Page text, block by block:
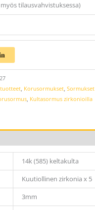
tilausvahvistuksessa)
, Korusormukset, Sormukset
, Kultasormus zirkonioilla
14k (585) keltakulta
Kuutiollinen zirkonia x 5
3mm